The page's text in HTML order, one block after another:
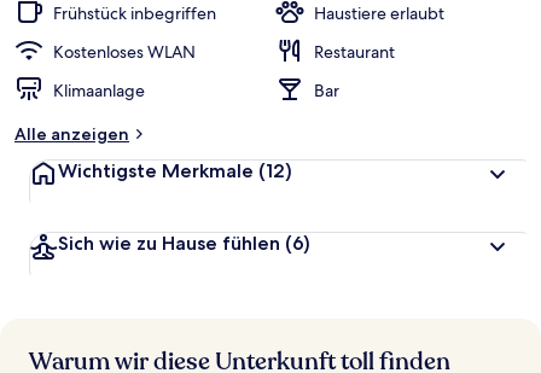
Frühstück inbegriffen
Haustiere erlaubt
Kostenloses WLAN
Restaurant
Klimaanlage
Bar
Alle anzeigen
Wichtigste Merkmale (12)
Sich wie zu Hause fühlen (6)
Warum wir diese Unterkunft toll finden